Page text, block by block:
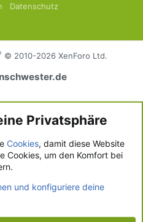
Datenschutz
© 2010-2026 XenForo Ltd.
Privatsphäre
Cookies, damit diese Website
Cookies, um den Komfort bei
und konfiguriere deine